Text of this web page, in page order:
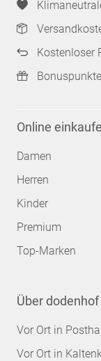
Kostenloser
Online
Damen
Herren
Kinder
Premium
Top-Marken
Über dodenhof
Vor Ort in
Vor Ort in